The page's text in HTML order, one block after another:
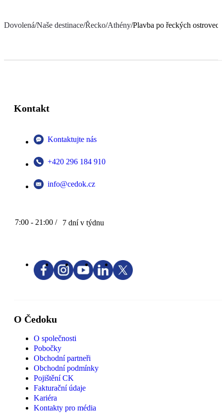
Dovolená/Naše destinace/Řecko/Athény/Plavba po řeckých
Kontakt
Kontaktujte nás
+420 296 184 910
info@cedok.cz
7:00 - 21:00 / 7 dní v týdnu
O Čedoku
O společnosti
Pobočky
Obchodní partneři
Obchodní podmínky
Pojištění CK
Fakturační údaje
Kariéra
Kontakty pro média